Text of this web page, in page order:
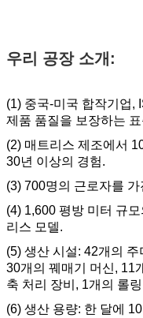
우리 공장 소개:
(1) 중국-미국 합작기업,
제품 품질을 보장하는
(2) 매트리스 제조에서
30년 이상의 경험.
(3) 700명의 근로자를
(4) 1,600 평방 미터 규
리스 모델.
(5) 생산 시설: 42개의
30개의 꿰매기 머신, 11
축 처리 장비, 1개의 롤
(6) 생산 용량: 한 달에